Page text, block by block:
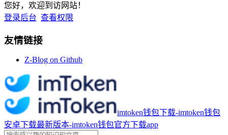
您好，欢迎到访网站！
登录后台 查看权限
友情链接
Z-Blog on Github
imtoken钱包下载-imtoken钱包
安卓下载最新版本-imtoken钱包官方下载app